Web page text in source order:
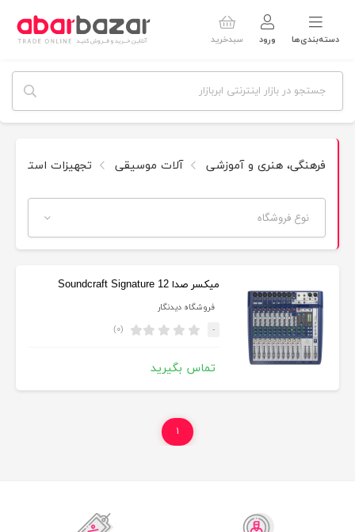
دسته‌بندی‌ها ورود سبدخرید
فرهنگی، هنری و آموزشی آلات موسیقی تجهیزات
نوع فروشگاه
میکسر صدا Soundcraft Signature 12
فروشگاه دیدنگار
- (۰)
تماس بگیرید
۱